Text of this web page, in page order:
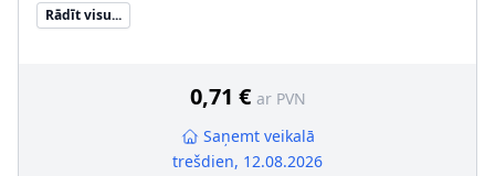
Ārējais diametrs [mm]
ar putekļu aizsargmaliņu
Rādīt visu...
0,71 € ar PVN
Saņemt veikalā
trešdien, 12.08.2026